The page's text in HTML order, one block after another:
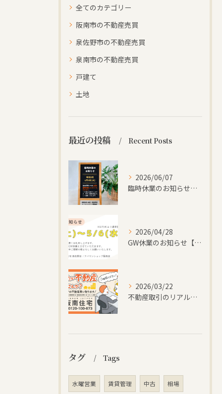
全てのカテゴリー
阪南市の不動産売買
泉佐野市の不動産売買
泉南市の不動産売買
戸建て
土地
最近の投稿 Recent Posts
2026/06/07
臨時休業のお知らせ【株式会社阪南住宅｜大阪府阪南市】
2026/04/28
GW休業のお知らせ【株式会社阪南住宅｜大阪府阪南市】
2026/03/22
不動産取引のリアルなお声を公開中【株式会社阪南住宅｜大阪府阪南市】
タグ Tags
水曜営業 賃貸管理 中古 相場